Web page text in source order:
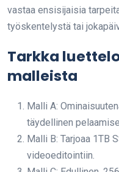
vastaa ensisijaisia
työskentelystä tai
Tarkka
malleista
Malli A:
täydellinen
Malli B: Tarjoaa 1TB
videoeditointiin.